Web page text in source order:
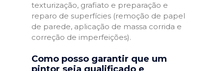
texturização, grafiato e preparação e
reparo de superfícies (remoção de papel
de parede, aplicação de massa corrida e
correção de imperfeições).
Como posso garantir que um
pintor seja qualificado e